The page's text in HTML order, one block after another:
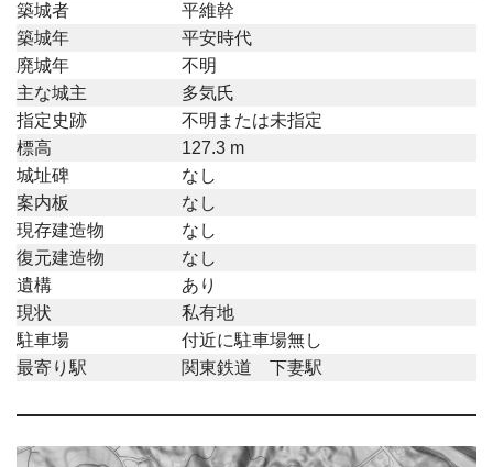
築城者
平維幹
築城年
平安時代
廃城年
不明
主な城主
多気氏
指定史跡
不明または未指定
標高
127.3 m
城址碑
なし
案内板
なし
現存建造物
なし
復元建造物
なし
遺構
あり
現状
私有地
駐車場
付近に駐車場無し
最寄り駅
関東鉄道 下妻駅